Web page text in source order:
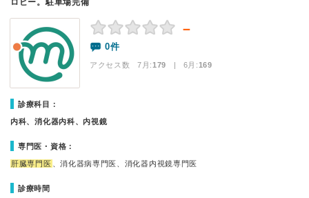
ロビー。駐車場完備
－
0件
アクセス数 7月:179 | 6月:169
診療科目：
内科、消化器内科、内視鏡
専門医・資格：
肝臓専門医 、消化器病専門医、消化器内視鏡専門医
診療時間